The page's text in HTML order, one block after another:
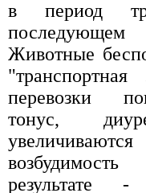
в период
Животные
перевозки
тонус,
результате -